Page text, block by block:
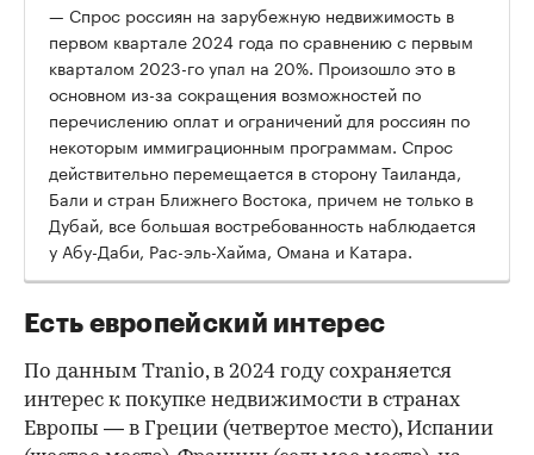
— Спрос россиян на зарубежную недвижимость в
первом квартале 2024 года по сравнению с первым
кварталом 2023-го упал на 20%. Произошло это в
основном из-за сокращения возможностей по
перечислению оплат и ограничений для россиян по
некоторым иммиграционным программам. Спрос
действительно перемещается в сторону Таиланда,
Бали и стран Ближнего Востока, причем не только в
Дубай, все большая востребованность наблюдается
у Абу-Даби, Рас-эль-Хайма, Омана и Катара.
Есть европейский интерес
По данным Tranio, в 2024 году сохраняется
интерес к покупке недвижимости в странах
Европы — в Греции (четвертое место), Испании